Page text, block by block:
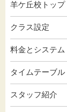
羊ケ丘校トップ
クラス設定
料金とシステム
タイムテーブル
スタッフ紹介